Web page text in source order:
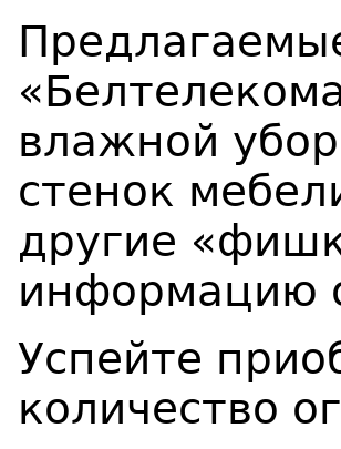
влажной
стенок
другие
информацию
Успейте
количество